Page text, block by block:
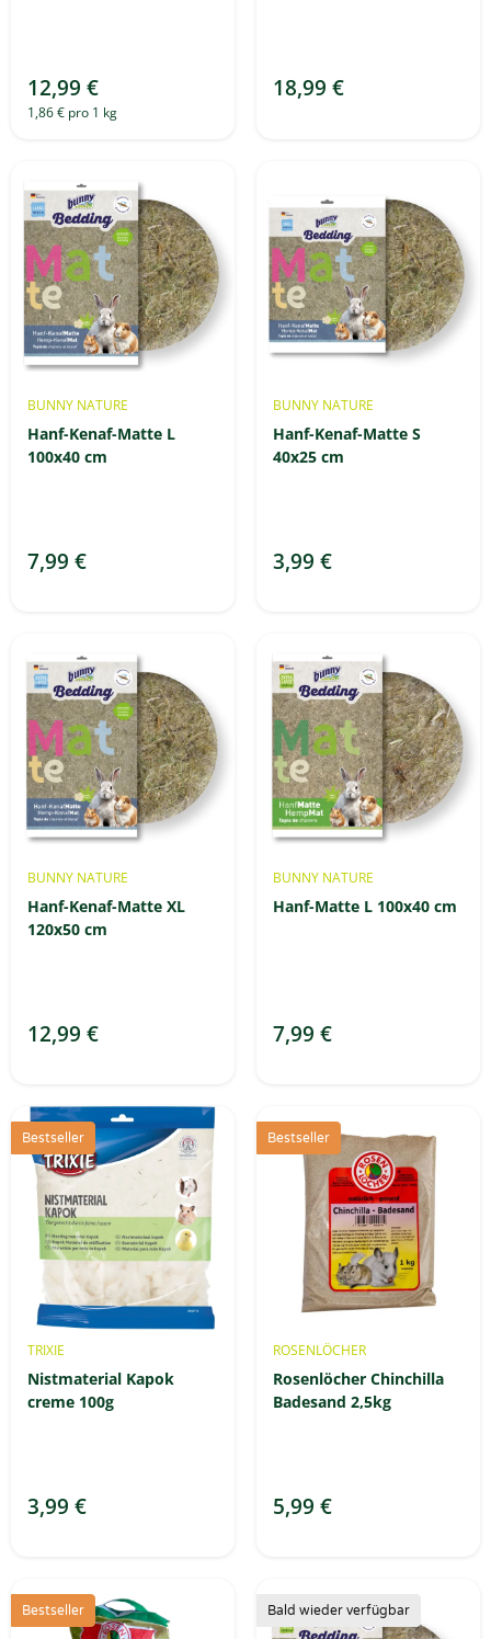
12,99 €
1,86 € pro 1 kg
18,99 €
BUNNY NATURE
Hanf-Kenaf-Matte L
100x40 cm
7,99 €
BUNNY NATURE
Hanf-Kenaf-Matte S
40x25 cm
3,99 €
BUNNY NATURE
Hanf-Kenaf-Matte XL
120x50 cm
12,99 €
BUNNY NATURE
Hanf-Matte L 100x40 cm
7,99 €
Bestseller
TRIXIE
Nistmaterial Kapok
creme 100g
3,99 €
Bestseller
ROSENLÖCHER
Rosenlöcher Chinchilla
Badesand 2,5kg
5,99 €
Bestseller Bald wieder verfügbar